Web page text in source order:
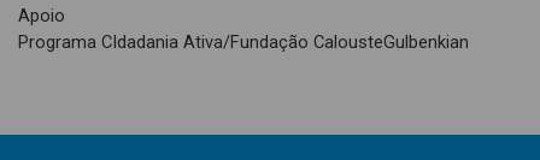
Apoio
Programa CIdadania Ativa/Fundação CalousteGulbenkian